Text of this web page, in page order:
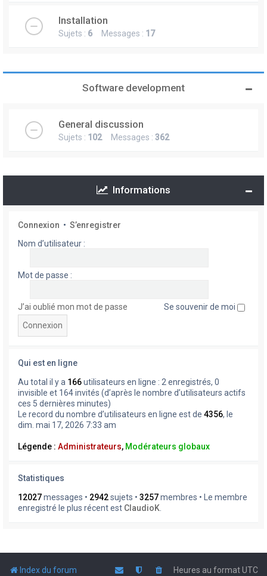
Installation
Sujets : 6 Messages : 17
Software development
General discussion
Sujets : 102Messages : 362
Informations
Connexion • S’enregistrer
Nom d’utilisateur :
Mot de passe :
J’ai oublié mon mot de passe Se souvenir de moi
Qui est en ligne
Au total il y a 166utilisateurs en ligne : 2 enregistrés, 0
invisible et 164 invités (d’après le nombre d’utilisateurs actifs
ces 5 dernières minutes)
Le record du nombre d’utilisateurs en ligne est de 4356, le
dim. mai 17, 2026 7:33 am
Légende : Administrateurs, Modérateurs globaux
Statistiques
12027messages • 2942sujets • 3257membres • Le membre
enregistré le plus récent est ClaudioK
Index du forum Heures au formatUTC